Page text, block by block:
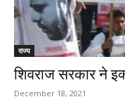
राज्य
शिवराज सरकार ने
December 18, 2021